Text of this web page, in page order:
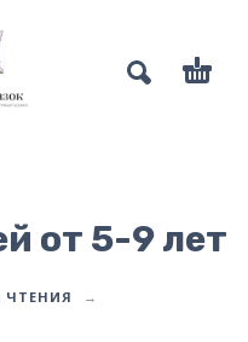
от 5-9 лет
ЧТЕНИЯ